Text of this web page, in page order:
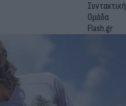
Συντακτική
Ομάδα
Flash.gr